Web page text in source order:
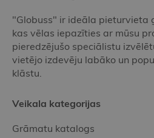
"Globuss" ir ideāla pieturvieta
kas vēlas iepazīties ar mūsu
pieredzējušo speciālistu
vietējo izdevēju labāko un
klāstu.
Veikala kategorijas
Grāmatu katalogs